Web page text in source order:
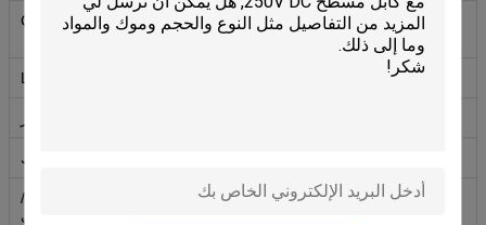
درجة حرارة
التخزين
-40°C إلى 85°C
مؤشر متكامل
الاكريليك
الذيل
الكربون الفلوريكسيدي/الكربون البلوريكسيدي/
الكربون الهيدروجيني